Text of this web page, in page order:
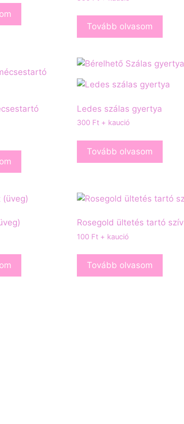
Tovább olvasom
Ledes szálas gyertya
300 Ft + kaució
Tovább olvasom
Rosegold ültetés tartó szív
100 Ft + kaució
Tovább olvasom